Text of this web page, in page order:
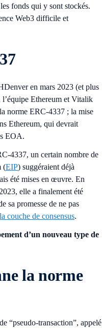
fonds qui y sont stockés.
Web3 difficile et
en mars 2023 (et plus
Ethereum et Vitalik
norme ERC-4337 ; la mise
Ethereum, qui devrait
EOA.
4337, un certain nombre de
(EIP) suggéraient déjà
été mises en œuvre. En
elle a finalement été
sa promesse de ne pas
la couche de consensus.
d’un nouveau type de
la norme
“pseudo-transaction”, appelé